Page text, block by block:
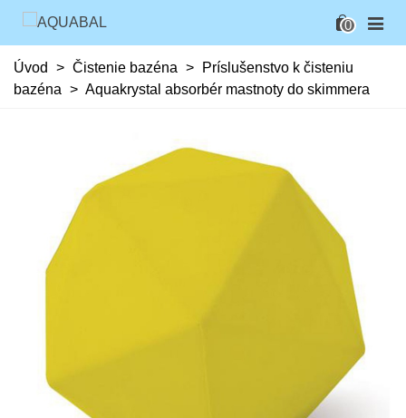
0
Úvod > Čistenie bazéna >
Príslušenstvo k čisteniu
bazéna > Aquakrystal absorbér mastnoty do skimmera